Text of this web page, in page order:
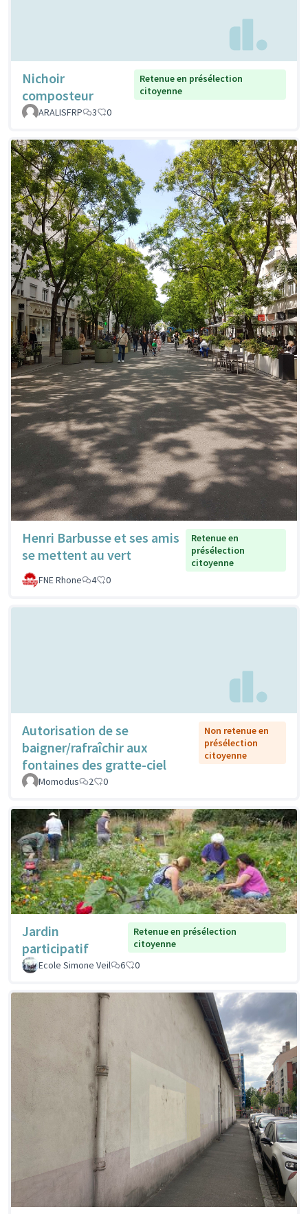
Nichoir
composteur
Retenue en présélection
citoyenne
ARALISFRP
3 0
Henri Barbusse et ses amis
se mettent au vert
Retenue en
présélection
citoyenne
FNE Rhone
4 0
Autorisation de se
baigner/rafraîchir aux
fontaines des gratte-ciel
Non retenue en
présélection
citoyenne
Momodus 2 0
Jardin
participatif
Retenue en présélection
citoyenne
Ecole Simone Veil
6 0